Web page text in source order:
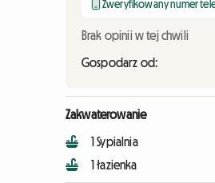
Zweryfikowany numer
Brak opinii w tej chwili
Gospodarz od:
Zakwaterowanie
1 Sypialnia
1 łazienka